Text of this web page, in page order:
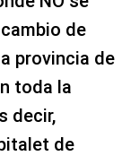
de
provincia de
toda la
decir,
de